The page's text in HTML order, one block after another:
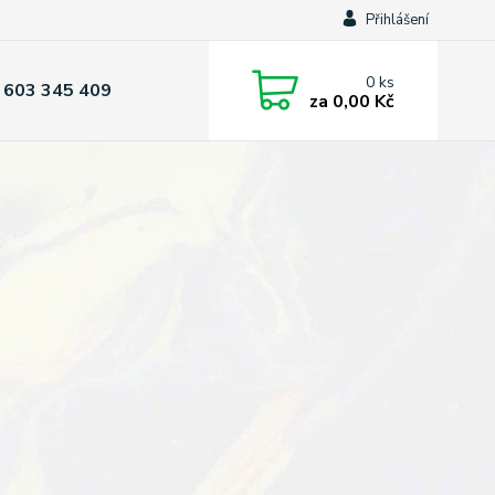
Přihlášení
345 409 0ks
za 0,00 Kč